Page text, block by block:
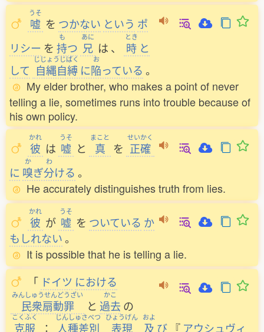
うそ
嘘 を つかない という ポ
リシー を
も
持つ
あに
兄 は 、
とき
時 と
して
じじょうじばく
自縄自縛 に
お
陥っている 。
My elder brother, who makes a point of never
telling a lie, sometimes runs into trouble because of
his own policy.
かれ
彼 は
うそ
嘘 と
まこと
真 を
せいかく
正確
に
か
嗅ぎ
わ
分ける 。
He accurately distinguishes truth from lies.
かれ
彼 が
うそ
嘘 を ついている か
もしれない。
It is possible that he is telling a lie.
「 ドイツ における
みんしゅうせんどうざい
民衆扇動罪 と
かこ
過去 の
こくふく
克服 ：
じんしゅさべつ
人種差別
ひょうげん
表現
およ
及 び 『 アウシュヴィ